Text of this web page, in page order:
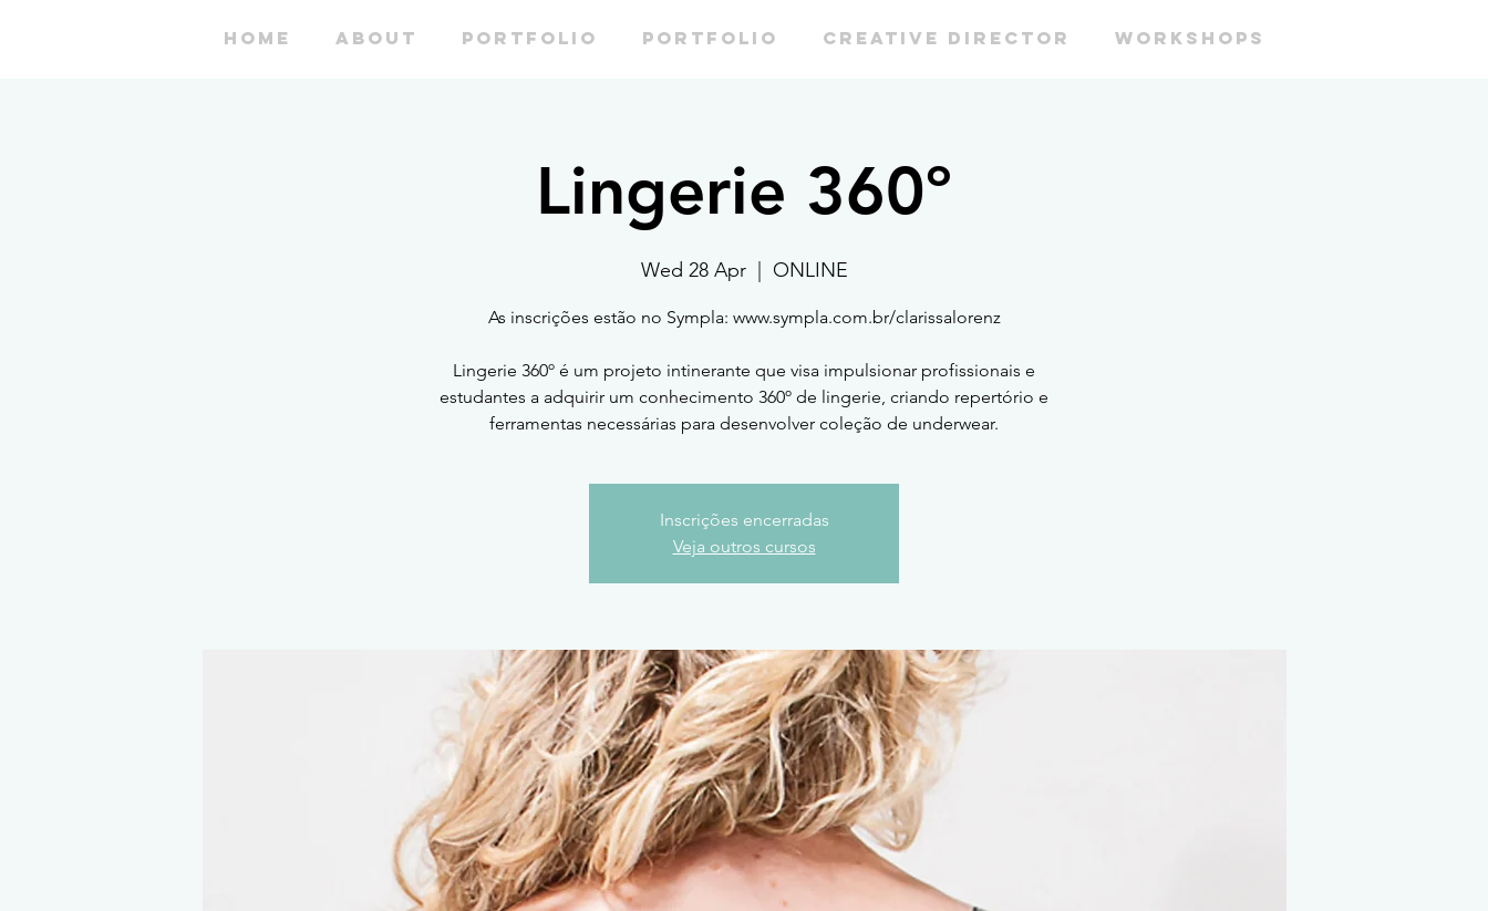
HOME ABOUT PORTFOLIO PORTFOLIO CREATIVE DIRECTOR WORKSHOPS
Lingerie 360º
Wed 28 Apr
  |
ONLINE
As inscrições estão no Sympla: www.sympla.com.br/clarissalorenz
Lingerie 360º é um projeto intinerante que visa impulsionar profissionais e
estudantes a adquirir um conhecimento 360º de lingerie, criando repertório e
ferramentas necessárias para desenvolver coleção de underwear.
Inscrições encerradas
Veja outros cursos